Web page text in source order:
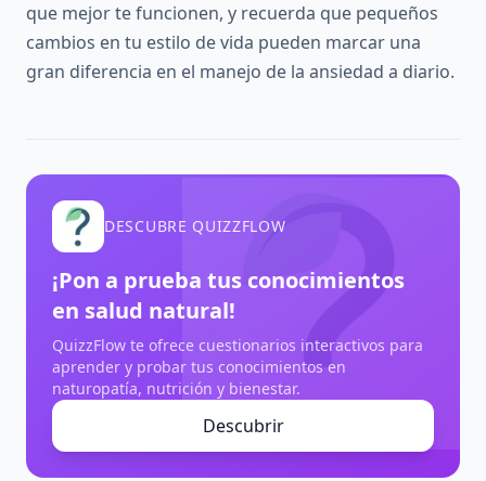
que mejor te funcionen, y recuerda que pequeños
cambios en tu estilo de vida pueden marcar una
gran diferencia en el manejo de la ansiedad a diario.
DESCUBRE QUIZZFLOW
¡Pon a prueba tus conocimientos
en salud natural!
QuizzFlow te ofrece cuestionarios interactivos para
aprender y probar tus conocimientos en
naturopatía, nutrición y bienestar.
Descubrir